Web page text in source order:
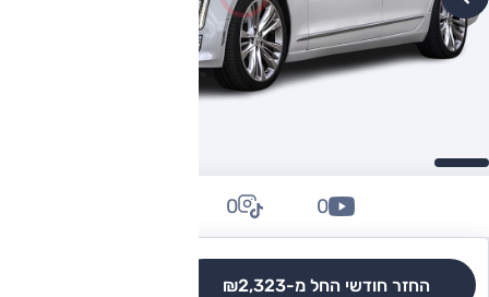
החזר חודשי החל מ-₪2,323
0
0